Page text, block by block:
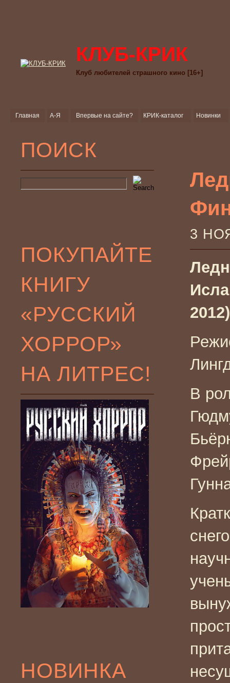
КЛУБ-КРИК
Клуб любителей страшного кино [16+]
Главная А-Я Впервые на сайте? КРИК-каталог Новинки
ПОИСК
ПОКУПАЙТЕ
КНИГУ
«РУССКИЙ
ХОРРОР»
НА ЛИТРЕС!
НОВИНКА
3
2012)
В